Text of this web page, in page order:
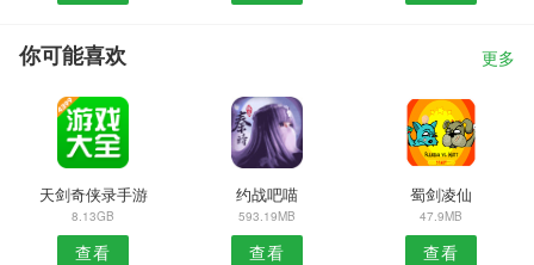
你可能喜欢 更多
天剑奇侠录手游
8.13GB
查看
约战吧喵
593.19MB
查看
蜀剑凌仙
47.9MB
查看